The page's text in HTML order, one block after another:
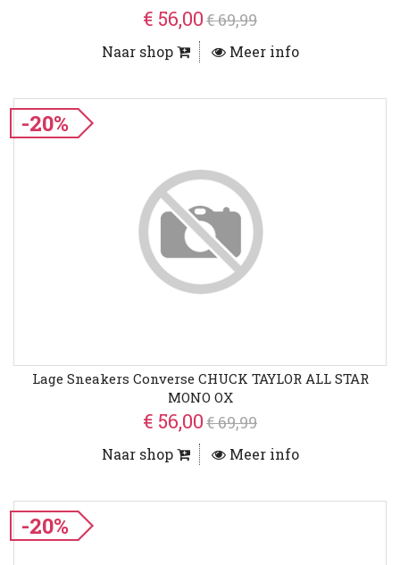
€ 56,00€ 69,99
Naar shop Meer info
-20%
Lage Sneakers Converse CHUCK TAYLOR ALL STAR
MONO OX
€ 56,00€ 69,99
Naar shop Meer info
-20%